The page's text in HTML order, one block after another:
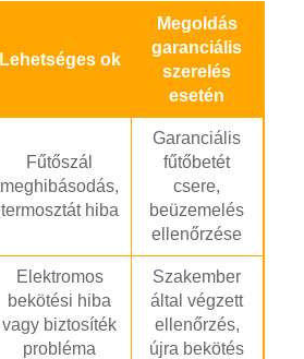
Lehetséges ok
Megoldás
garanciális
szerelés
esetén
Fűtőszál
meghibásodás,
termosztát hiba
Garanciális
fűtőbetét
csere,
beüzemelés
ellenőrzése
Elektromos
bekötési hiba
vagy biztosíték
probléma
Szakember
által végzett
ellenőrzés,
újra bekötés